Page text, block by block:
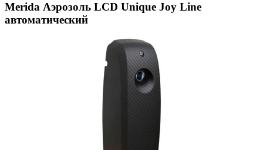
Merida Аэрозоль LCD Unique Joy Line
автоматический